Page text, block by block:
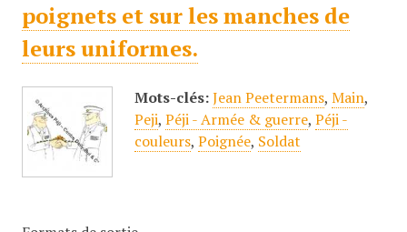
poignets et sur les manches de
leurs uniformes.
Mots-clés: Jean Peetermans, Main,
Peji, Péji - Armée & guerre, Péji -
couleurs, Poignée, Soldat